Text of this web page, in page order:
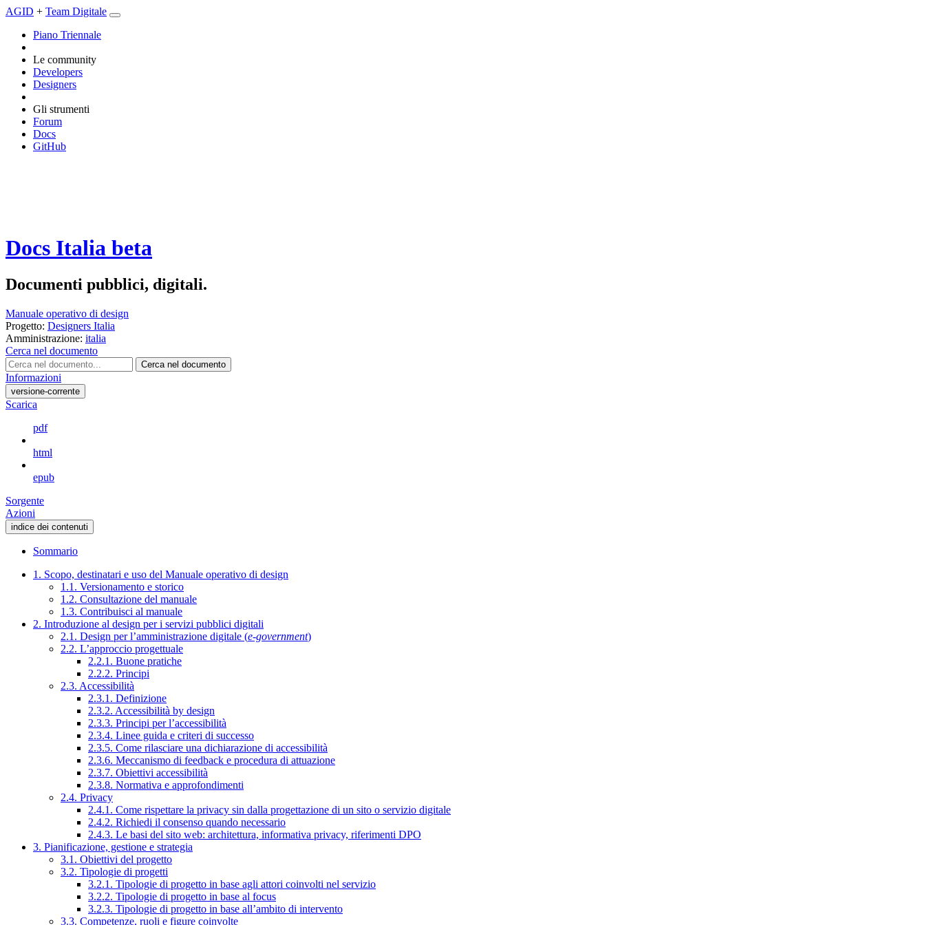
AGID + Team Digitale
Piano Triennale
Le community
Developers
Designers
Gli strumenti
Forum
Docs
GitHub
Docs Italia beta
Documenti pubblici, digitali.
Manuale operativo di design
Progetto: Designers Italia
Amministrazione: italia
Cerca nel documento
Cerca nel documento
Informazioni
versione-corrente
Scarica
pdf
html
epub
Sorgente
Azioni
indice dei contenuti
Sommario
1. Scopo, destinatari e uso del Manuale operativo di design
1.1. Versionamento e storico
1.2. Consultazione del manuale
1.3. Contribuisci al manuale
2. Introduzione al design per i servizi pubblici digitali
2.1. Design per l’amministrazione digitale (e-government)
2.2. L’approccio progettuale
2.2.1. Buone pratiche
2.2.2. Principi
2.3. Accessibilità
2.3.1. Definizione
2.3.2. Accessibilità by design
2.3.3. Principi per l’accessibilità
2.3.4. Linee guida e criteri di successo
2.3.5. Come rilasciare una dichiarazione di accessibilità
2.3.6. Meccanismo di feedback e procedura di attuazione
2.3.7. Obiettivi accessibilità
2.3.8. Normativa e approfondimenti
2.4. Privacy
2.4.1. Come rispettare la privacy sin dalla progettazione di un sito o servizio digitale
2.4.2. Richiedi il consenso quando necessario
2.4.3. Le basi del sito web: architettura, informativa privacy, riferimenti DPO
3. Pianificazione, gestione e strategia
3.1. Obiettivi del progetto
3.2. Tipologie di progetti
3.2.1. Tipologie di progetto in base agli attori coinvolti nel servizio
3.2.2. Tipologie di progetto in base al focus
3.2.3. Tipologie di progetto in base all’ambito di intervento
3.3. Competenze, ruoli e figure coinvolte